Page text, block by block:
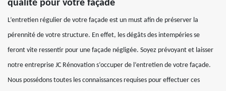
qualité pour votre façade
L’entretien régulier de votre façade est un must afin de préserver la
pérennité de votre structure. En effet, les dégâts des intempéries se
feront vite ressentir pour une façade négligée. Soyez prévoyant et laisser
notre entreprise JC Rénovation s’occuper de l’entretien de votre façade.
Nous possédons toutes les connaissances requises pour effectuer ces